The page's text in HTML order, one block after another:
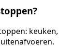
keuken,